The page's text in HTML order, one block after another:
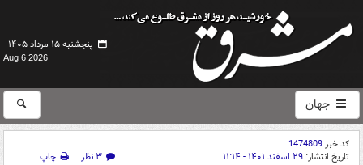
پنجشنبه ۱۵ مرداد ۱۴۰۵ -
Aug 6 2026
جهان
کد خبر1474809
تاریخ انتشار: ۲۹ اسفند ۱۴۰۱ - ۱۱:۱۴ ۳ نظر
چاپ